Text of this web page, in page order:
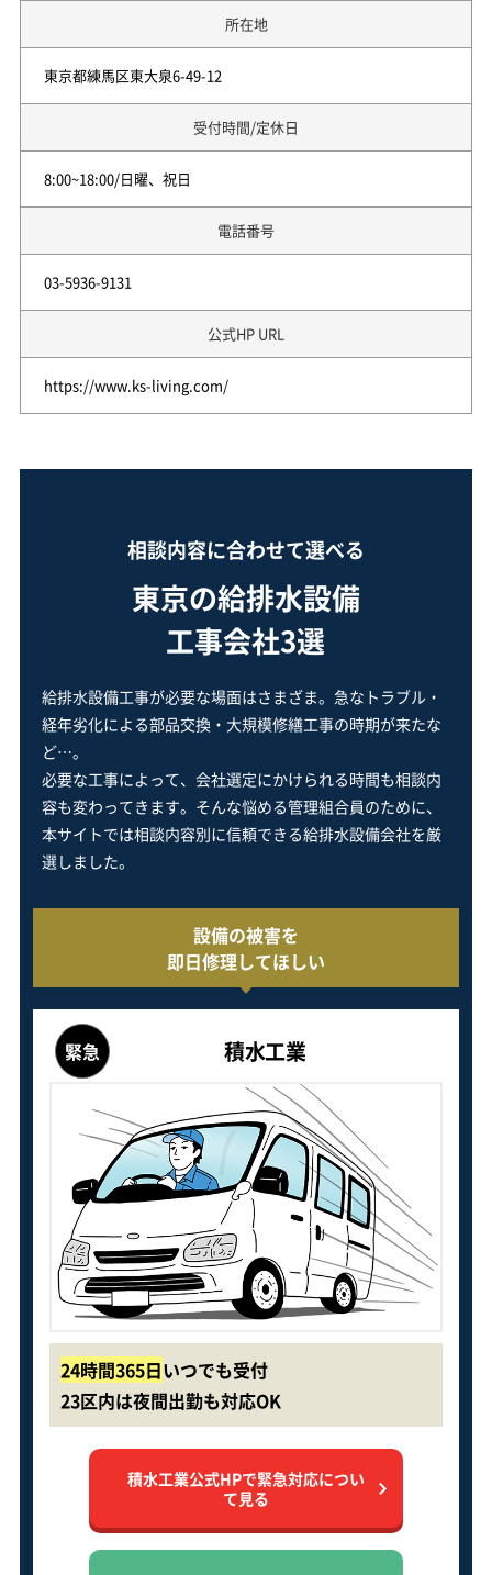
所在地
東京都練馬区東大泉6-49-12
受付時間/定休日
8:00~18:00/日曜、祝日
電話番号
03-5936-9131
公式HP URL
https://www.ks-living.com/
相談内容に合わせて選べる
東京の給排水設備
工事会社3選
給排水設備工事が必要な場面はさまざま。急なトラブル・
経年劣化による部品交換・大規模修繕工事の時期が来たな
ど…。
必要な工事によって、会社選定にかけられる時間も相談内
容も変わってきます。そんな悩める管理組合員のために、
本サイトでは相談内容別に信頼できる給排水設備会社を厳
選しました。
設備の被害を
即日修理してほしい
緊急 積水工業
24時間365日いつでも受付
23区内は夜間出勤も対応OK
積水工業公式HPで緊急対応につい
て見る